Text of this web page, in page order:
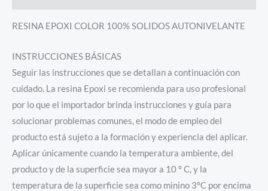
RESINA EPOXI COLOR 100% SOLIDOS AUTONIVELANTE
INSTRUCCIONES BÁSICAS
Seguir las instrucciones que se detallan a continuación con
cuidado. La resina Epoxi se recomienda para uso profesional
por lo que el importador brinda instrucciones y guía para
solucionar problemas comunes, el modo de empleo del
producto está sujeto a la formación y experiencia del aplicar.
Aplicar únicamente cuando la temperatura ambiente, del
producto y de la superficie sea mayor a 10 ° C, y la
temperatura de la superficie sea como minino 3°C por encima